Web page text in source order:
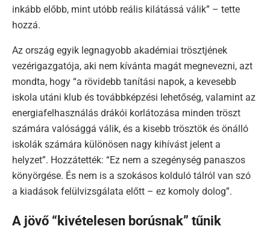
inkább előbb, mint utóbb reális kilátássá válik” – tette
hozzá.
Az ország egyik legnagyobb akadémiai trösztjének
vezérigazgatója, aki nem kívánta magát megnevezni, azt
mondta, hogy “a rövidebb tanítási napok, a kevesebb
iskola utáni klub és továbbképzési lehetőség, valamint az
energiafelhasználás drákói korlátozása minden tröszt
számára valósággá válik, és a kisebb trösztök és önálló
iskolák számára különösen nagy kihívást jelent a
helyzet”. Hozzátették: “Ez nem a szegénység panaszos
könyörgése. És nem is a szokásos kolduló tálról van szó
a kiadások felülvizsgálata előtt – ez komoly dolog”.
A jövő “kivételesen borúsnak” tűnik